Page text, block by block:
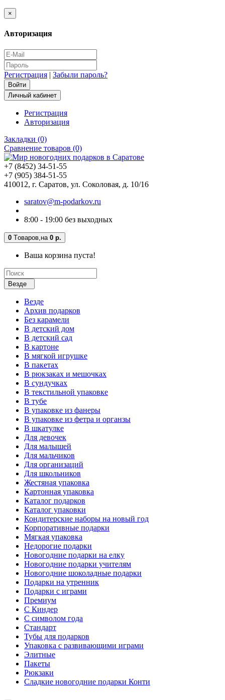
×
Авторизация
Регистрация | Забыли пароль?
Личный кабинет
Регистрация
Авторизация
Закладки (0)
Сравнение товаров (0)
+7 (8452) 34-51-55
+7 (905) 384-51-55
410012, г. Саратов, ул. Соколовая, д. 10/16
saratov@m-podarkov.ru
8:00 - 19:00 без выходных
0 Tоваров, на 0 р.
Ваша корзина пуста!
Везде
Везде
Архив подарков
Без карамели
В детский дом
В детский сад
В картоне
В мягкой игрушке
В пакетах
В рюкзаках и мешочках
В сундучках
В текстильной упаковке
В тубе
В упаковке из фанеры
В упаковке из фетра и органзы
В шкатулке
Для девочек
Для малышей
Для мальчиков
Для организаций
Для школьников
Жестяная упаковка
Картонная упаковка
Каталог подарков
Каталог упаковки
Кондитерские наборы на новый год
Корпоративные подарки
Мягкая упаковка
Недорогие подарки
Новогодние подарки на елку
Новогодние подарки учителям
Новогодние шоколадные подарки
Подарки на утренник
Подарки с играми
Премиум
С Киндер
С символом года
Стандарт
Тубы для подарков
Упаковка с развивающими играми
Элитные
Пакеты
Рюкзаки
Сладкие новогодние подарки Конти